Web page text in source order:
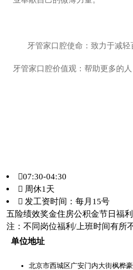
牙管家口腔使命：致力于减轻
牙管家口腔价值观：帮助更多的人
07:30-04:30
 周休1天
 发工资时间：每月15号
五险绩效奖金住房公积金节日福利
注：不同岗位福利/上班时间有所
单位地址
北京市西城区广安门内大街枫桦